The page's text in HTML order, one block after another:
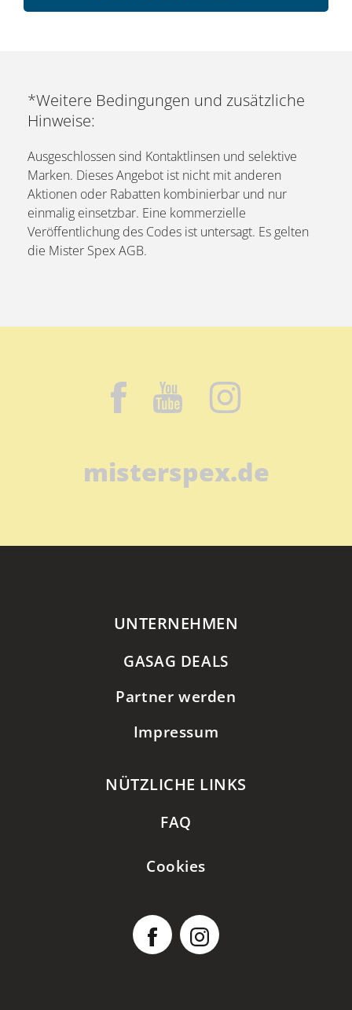
*Weitere Bedingungen und zusätzliche
Hinweise:
Ausgeschlossen sind Kontaktlinsen und selektive
Marken. Dieses Angebot ist nicht mit anderen
Aktionen oder Rabatten kombinierbar und nur
einmalig einsetzbar. Eine kommerzielle
Veröffentlichung des Codes ist untersagt. Es gelten
die Mister Spex AGB.
misterspex.de
UNTERNEHMEN
GASAG DEALS
Partner werden
Impressum
NÜTZLICHE LINKS
FAQ
Cookies